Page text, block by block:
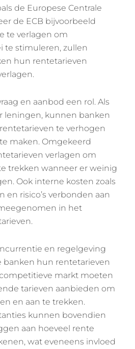
de Europese Centrale
de ECB bijvoorbeeld
te verlagen om
te stimuleren, zullen
hun rentetarieven
en aanbod een rol. Als
leningen, kunnen banken
te verhogen
maken. Omgekeerd
verlagen om
trekken wanneer er weinig
Ook interne kosten zoals
en risico’s verbonden aan
in het
en regelgeving
banken hun rentetarieven
markt moeten
tarieven aanbieden om
en aan te trekken.
kunnen bovendien
aan hoeveel rente
wat eveneens invloed